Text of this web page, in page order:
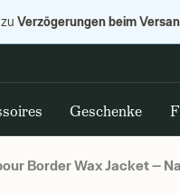
Verzögerungen beim
Geschenke
Border Wax Jacket —